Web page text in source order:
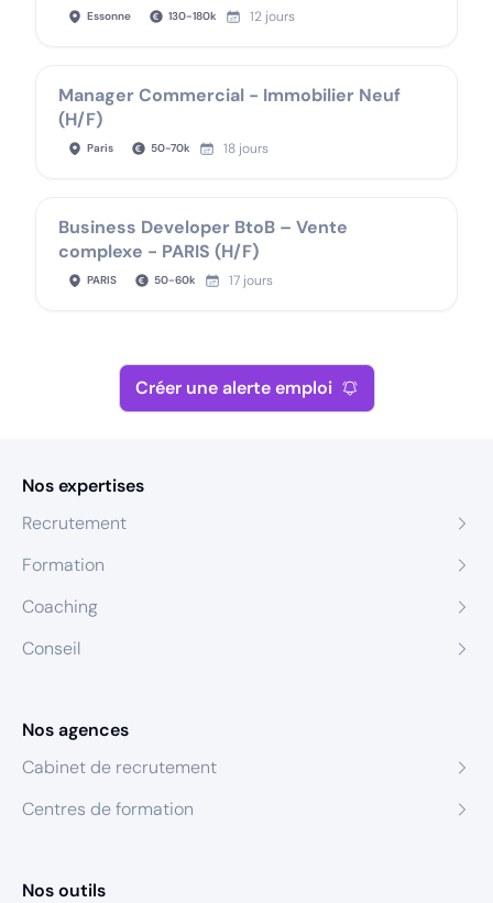
Essonne 130-180k 12 jours
Manager Commercial - Immobilier Neuf
(H/F)
Paris 50-70k 18 jours
Business Developer BtoB – Vente
complexe - PARIS (H/F)
PARIS 50-60k 17 jours
Créer une alerte emploi
Nos expertises
Recrutement
Formation
Coaching
Conseil
Nos agences
Cabinet de recrutement
Centres de formation
Nos outils